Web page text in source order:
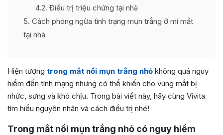
4.2 Điều trị triệu chứng tại nhà
5 Cách phòng ngừa tình trạng mụn trắng ở mí mắt
tại nhà
Hiện tượng trong mắt nổi mụn trắng nhỏ không quá nguy
hiểm đến tính mạng nhưng có thể khiến cho vùng mắt bị
nhức, sưng và khó chịu. Trong bài viết này, hãy cùng Vivita
tìm hiểu nguyên nhân và cách điều trị nhé!
Trong mắt nổi mụn trắng nhỏ có nguy hiểm